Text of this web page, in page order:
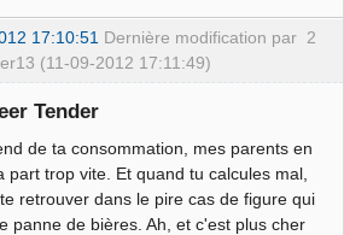
2
17:10:51 Dernière modification par
(11-09-2012 17:11:49)
Tender
de ta consommation, mes parents en
part trop vite. Et quand tu calcules mal,
retrouver dans le pire cas de figure qui
panne de bières. Ah, et c'est plus cher